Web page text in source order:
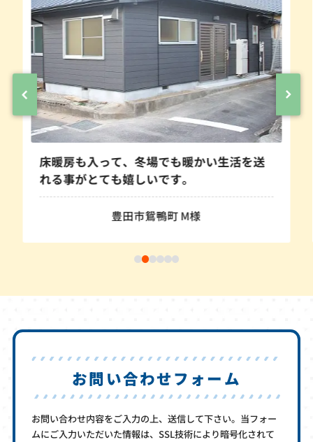
床暖房も入って、冬場でも暖かい生活を送
れる事がとても嬉しいです。
豊田市鴛鴨町 M様
お問い合わせフォーム
お問い合わせ内容をご入力の上、送信して下さい。当フォー
ムにご入力いただいた情報は、SSL技術により暗号化されて